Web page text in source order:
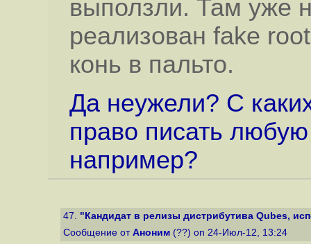
выползли. Там уже
реализован fake
конь в пальто.
Да неужели? С
право писать
например?
47. "Кандидат в релизы дистрибутива Qubes,
Сообщение от Аноним (??) on 24-Июл-12, 13:24